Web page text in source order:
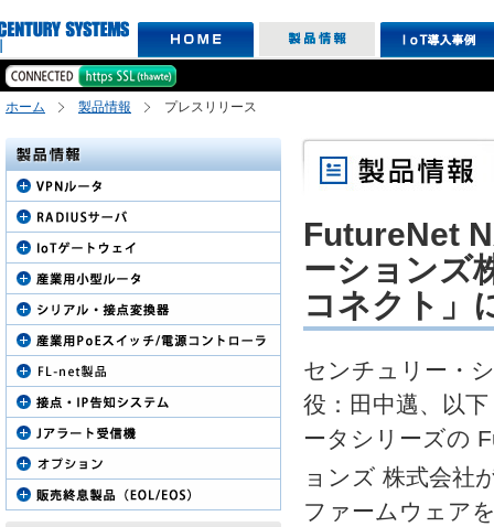
ホーム 製品情報 プレスリリース
FutureNet
ーションズ
コネクト」
センチュリー・
役：田中邁、以
ータシリーズの
ョンズ 株式会社
ファームウェア